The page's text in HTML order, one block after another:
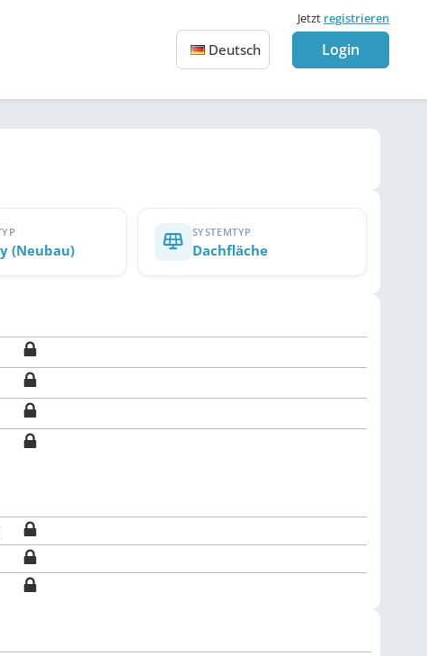
Deutsch
Jetzt registrieren
Login
(Neubau)
SYSTEMTYP
Dachfläche